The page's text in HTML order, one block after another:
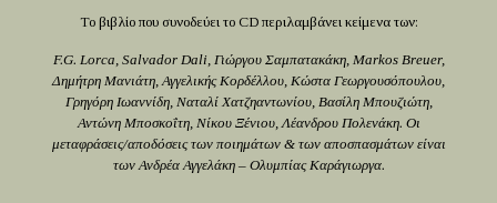
Το βιβλίο που συνοδεύει το CD περιλαμβάνει κείμενα των:
F.G. Lorca, Salvador Dali, Γιώργου Σαμπατακάκη, Markos Breuer,
Δημήτρη Μανιάτη, Αγγελικής Κορδέλλου, Κώστα Γεωργουσόπουλου,
Γρηγόρη Ιωαννίδη, Ναταλί Χατζηαντωνίου, Βασίλη Μπουζιώτη,
Αντώνη Μποσκοΐτη, Νίκου Ξένιου, Λέανδρου Πολενάκη. Οι
μεταφράσεις/αποδόσεις των ποιημάτων & των αποσπασμάτων είναι
των Ανδρέα Αγγελάκη – Ολυμπίας Καράγιωργα.